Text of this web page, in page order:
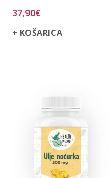
37,90€
+ KOŠARICA